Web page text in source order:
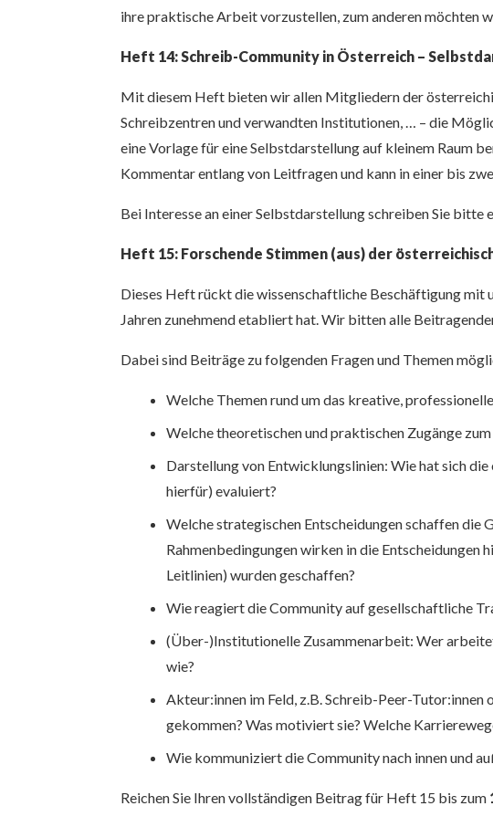
ihre praktische Arbeit vorzustellen, zum anderen möchten
Heft 14: Schreib-Community in Österreich –
Mit diesem Heft bieten wir allen Mitgliedern der
Schreibzentren und verwandten Institutionen, … – die
eine Vorlage für eine Selbstdarstellung auf kleinem Raum
Kommentar entlang von Leitfragen und kann in einer bis
Bei Interesse an einer Selbstdarstellung schreiben Sie
Heft 15: Forschende Stimmen (aus) der
Dieses Heft rückt die wissenschaftliche Beschäftigung mit
Jahren zunehmend etabliert hat. Wir bitten alle
Dabei sind Beiträge zu folgenden Fragen und Themen
Welche Themen rund um das kreative,
Welche theoretischen und praktischen Zugänge
Darstellung von Entwicklungslinien: Wie hat sich
hierfür) evaluiert?
Welche strategischen Entscheidungen schaffen
Rahmenbedingungen wirken in die Entscheidungen
Leitlinien) wurden geschaffen?
Wie reagiert die Community auf gesellschaftliche
(Über-)Institutionelle Zusammenarbeit: Wer
wie?
Akteur:innen im Feld, z.B. Schreib-Peer-Tutor:innen
gekommen? Was motiviert sie? Welche
Wie kommuniziert die Community nach innen und
Reichen Sie Ihren vollständigen Beitrag für Heft 15 bis zum